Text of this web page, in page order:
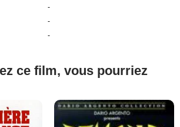
-
-
-
ce film, vous pourriez